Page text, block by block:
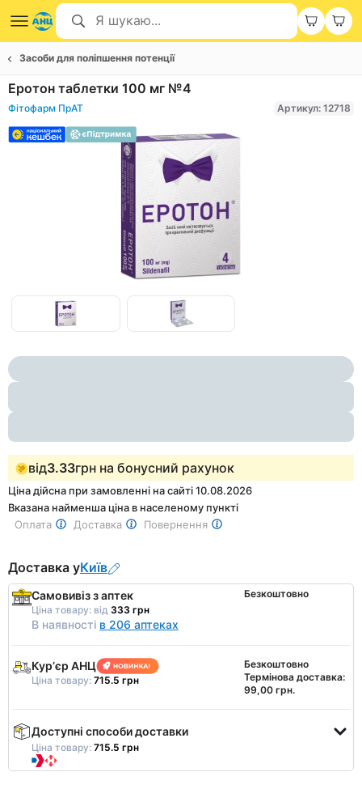
Засоби для поліпшення потенції
Еротон таблетки 100 мг №4
Фітофарм ПрАТ Артикул: 12718
Item
of
1
of
від3.33грн на бонусний рахунок
Ціна дійсна при замовленні на сайті 10.08.2026
Вказана найменша ціна в населеному пункті
Оплата
Доставка Повернення
Доставка уКиїв
Самовивіз з аптек
Ціна товару: від 333 грн
В наявності в 206 аптеках
Безкоштовно
Курʼєр АНЦ
Ціна товару: 715.5 грн
Безкоштовно
Термінова доставка:
99,00 грн.
Доступні способи доставки
Ціна товару: 715.5 грн